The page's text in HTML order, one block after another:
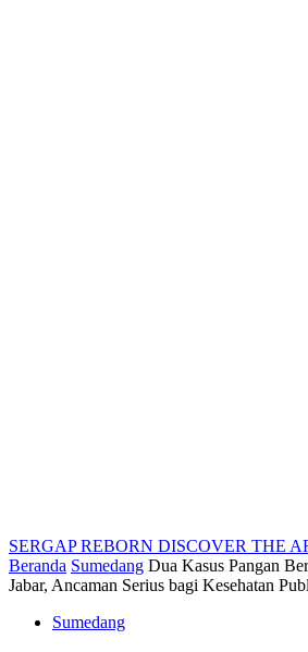
SERGAP REBORN DISCOVER THE
Beranda Sumedang Dua Kasus Pangan
Jabar, Ancaman Serius bagi Kesehatan
Sumedang